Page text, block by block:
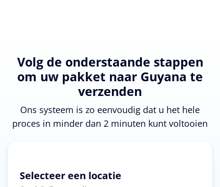
Volg de onderstaande stappen
om uw pakket naar Guyana te
verzenden
Ons systeem is zo eenvoudig dat u het hele
proces in minder dan 2 minuten kunt voltooien
Selecteer een locatie